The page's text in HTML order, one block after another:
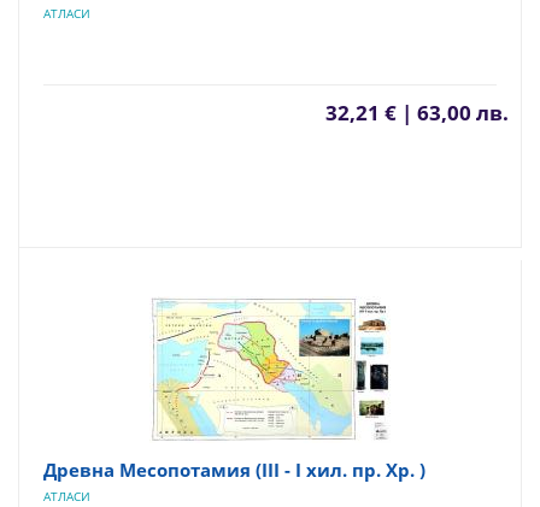
АТЛАСИ
32,21 € | 63,00 лв.
Древна Месопотамия (ІІІ - І хил. пр. Хр. )
АТЛАСИ